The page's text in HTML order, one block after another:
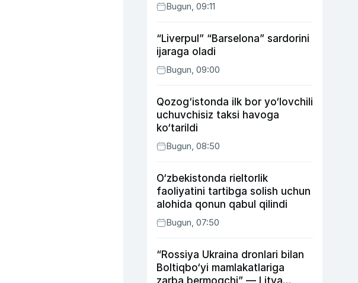
Bugun, 09:11
“Liverpul” “Barselona” sardorini
ijaraga oladi
Bugun, 09:00
Qozog‘istonda ilk bor yo‘lovchili
uchuvchisiz taksi havoga
ko‘tarildi
Bugun, 08:50
O‘zbekistonda rieltorlik
faoliyatini tartibga solish uchun
alohida qonun qabul qilindi
Bugun, 07:50
“Rossiya Ukraina dronlari bilan
Boltiqbo‘yi mamlakatlariga
zarba bermoqchi” — Litva